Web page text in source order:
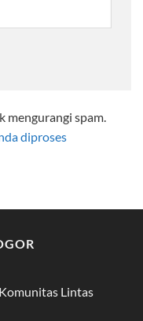
mengurangi spam.
diproses
Lintas